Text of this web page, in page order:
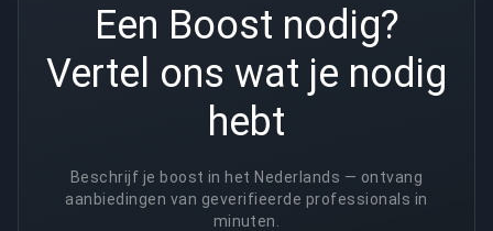
Een Boost nodig?
Vertel ons wat je nodig
hebt
Beschrijf je boost in het Nederlands — ontvang
aanbiedingen van geverifieerde professionals in
minuten.